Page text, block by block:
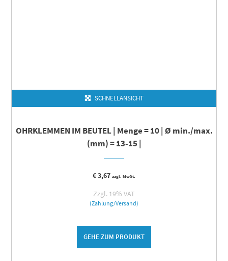
SCHNELLANSICHT
OHRKLEMMEN IM BEUTEL | Menge = 10 | Ø min./max.
(mm) = 13-15 |
€3,67 zzgl. MwSt.
Zzgl. 19% VAT
(Zahlung/Versand)
GEHE ZUM PRODUKT